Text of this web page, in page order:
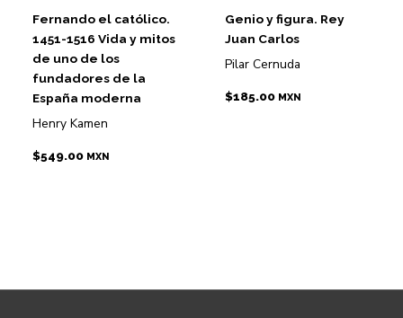
Fernando el católico.
1451-1516 Vida y mitos
de uno de los
fundadores de la
España moderna
Henry Kamen
$549.00 MXN
Genio y figura. Rey
Juan Carlos
Pilar Cernuda
$185.00 MXN